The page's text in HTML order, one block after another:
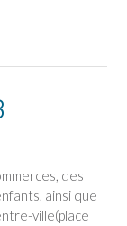
des
ainsi que
ville(place